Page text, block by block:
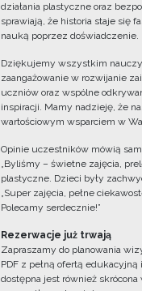
działania plastyczne oraz
sprawiają, że historia staje się
nauką poprzez doświadczenie.
Dziękujemy wszystkim
zaangażowanie w rozwijanie
uczniów oraz wspólne
inspiracji. Mamy nadzieję, że
wartościowym wsparciem w
Opinie uczestników mówią
„Byliśmy – świetne zajęcia,
plastyczne. Dzieci były
„Super zajęcia, pełne
Polecamy serdecznie!”
Rezerwacje już trwają
Zapraszamy do planowania
PDF z pełną ofertą
dostępna jest również